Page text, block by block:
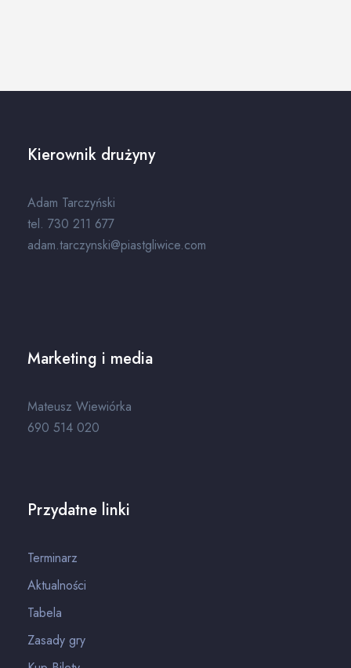
Kierownik drużyny
Adam Tarczyński
tel. 730 211 677
adam.tarczynski@piastgliwice.com
Marketing i media
Mateusz Wiewiórka
690 514 020
Przydatne linki
Terminarz
Aktualności
Tabela
Zasady gry